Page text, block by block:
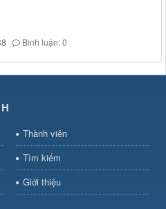
Bình luận: 0
Thành viên
Tìm kiếm
Giới thiệu